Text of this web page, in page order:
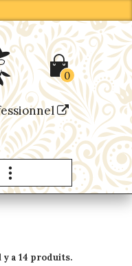
0
Produits Nomades
y a 14 produits.